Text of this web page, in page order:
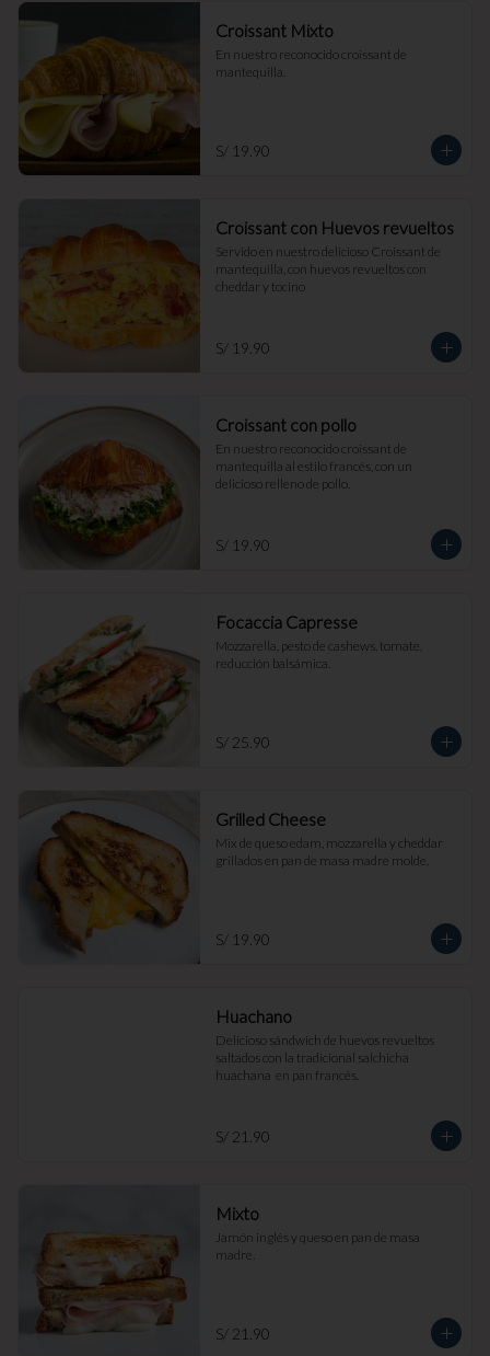
Croissant Mixto
En nuestro reconocido croissant de
mantequilla.
S/ 19.90
Croissant con Huevos revueltos
Servido en nuestro delicioso Croissant de
mantequilla, con huevos revueltos con
cheddar y tocino
S/ 19.90
Croissant con pollo
En nuestro reconocido croissant de
mantequilla al estilo francés, con un
delicioso relleno de pollo.
S/ 19.90
Focaccia Capresse
Mozzarella, pesto de cashews, tomate,
reducción balsámica.
S/ 25.90
Grilled Cheese
Mix de queso edam, mozzarella y cheddar
grillados en pan de masa madre molde.
S/ 19.90
Huachano
Delicioso sándwich de huevos revueltos
saltados con la tradicional salchicha
huachana  en pan francés.
S/ 21.90
Mixto
Jamón inglés y queso en pan de masa
madre.
S/ 21.90